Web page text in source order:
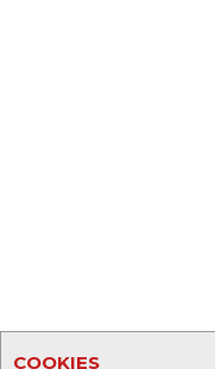
COOKIES